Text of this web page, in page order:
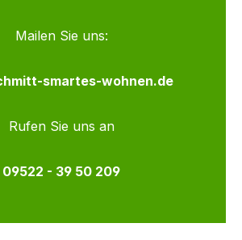
Mailen Sie uns:
smartes-wohnen.de
Rufen Sie uns an
09522 - 39 50 209